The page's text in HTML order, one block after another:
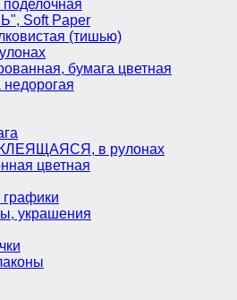
Soft Paper
(тишью)
бумага цветная
в рулонах
цветная
украшения